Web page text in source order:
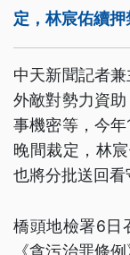
定，林宸佑續押
中天新聞記者
外敵對勢力資
事機密等，今
晚間裁定，林
也將分批送回看
橋頭地檢署6日
《貪污治罪條